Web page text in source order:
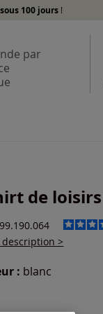
sous 100 jours !
par
de
description >
: blanc
une couleur :